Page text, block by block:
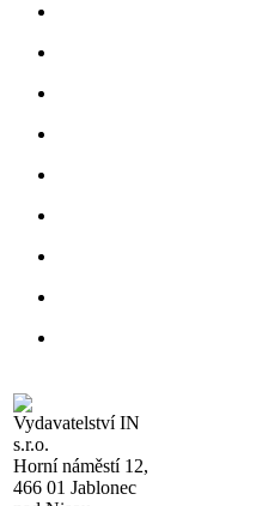
Vydavatelství IN
s.r.o.
Horní náměstí 12,
466 01 Jablonec